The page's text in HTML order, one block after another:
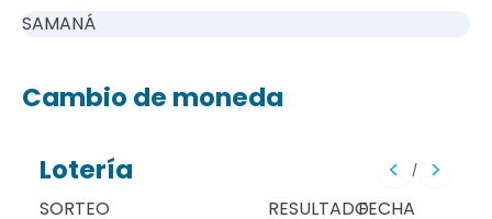
SAMANÁ
Cambio de moneda
Lotería /
SORTEO RESULTADOFECHA